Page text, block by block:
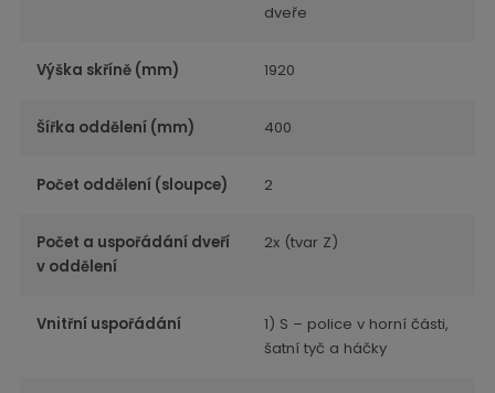
dveře
Výška skříně (mm) 1920
Šířka oddělení (mm) 400
Počet oddělení (sloupce) 2
Počet a uspořádání dveří
v oddělení
2x (tvar Z)
Vnitřní uspořádání
1) S – police v horní části,
šatní tyč a háčky